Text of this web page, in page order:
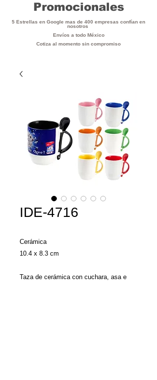
5 Estrellas en Google mas de 400 empresas confían en
nosotros
Envíos a todo México
Cotiza al momento sin compromiso
Promocionales
IDE-4716
Cerámica
10.4 x 8.3 cm
Taza de cerámica con cuchara, asa e